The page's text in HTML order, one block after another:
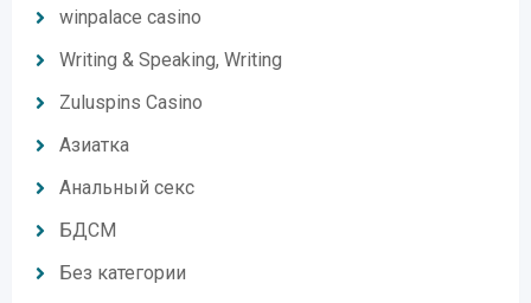
winpalace casino
Writing & Speaking, Writing
Zuluspins Casino
Азиатка
Анальный секс
БДСМ
Без категории